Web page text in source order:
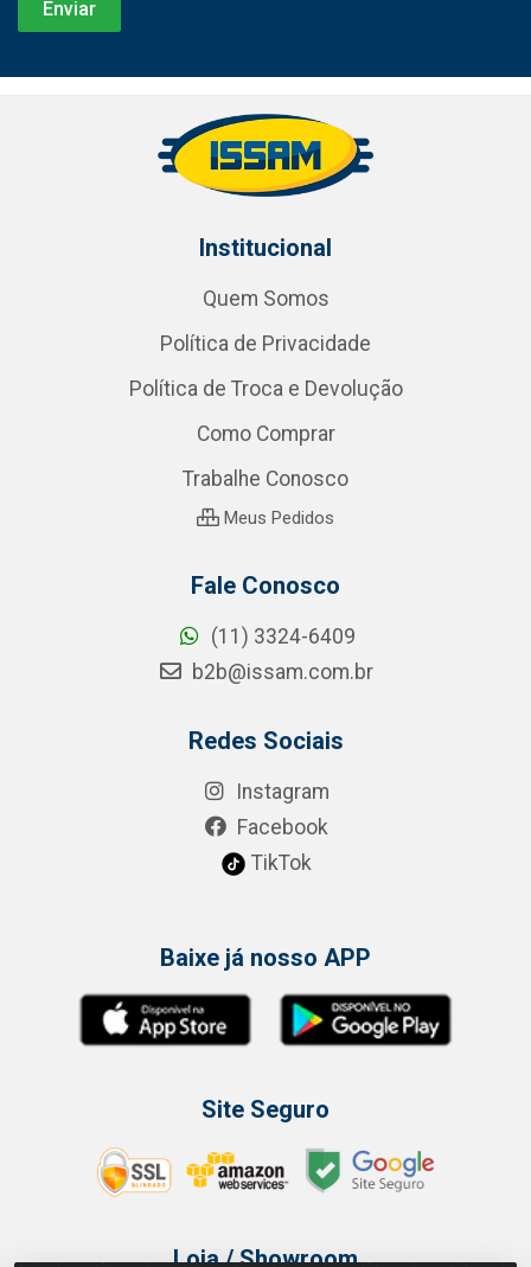
Institucional
Quem Somos
Política de Privacidade
Política de Troca e Devolução
Como Comprar
Trabalhe Conosco
Meus Pedidos
Fale Conosco
(11) 3324-6409
b2b@issam.com.br
Redes Sociais
Instagram
Facebook
TikTok
Baixe já nosso APP
Site Seguro
Loja / Showroom